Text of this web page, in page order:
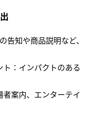
告知や商品説明など、
ト：インパクトのある
者案内、エンターテイ